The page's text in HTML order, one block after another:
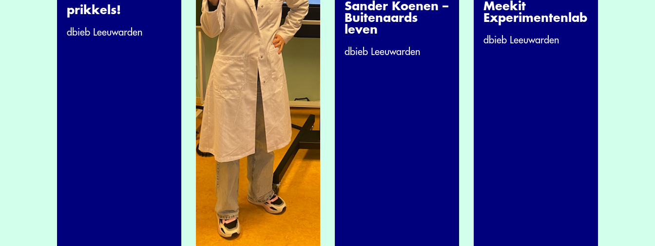
prikkels!
dbieb Leeuwarden
Sander Koenen –
Buitenaards
leven
dbieb Leeuwarden
Meekit
Experimentenlab
dbieb Leeuwarden